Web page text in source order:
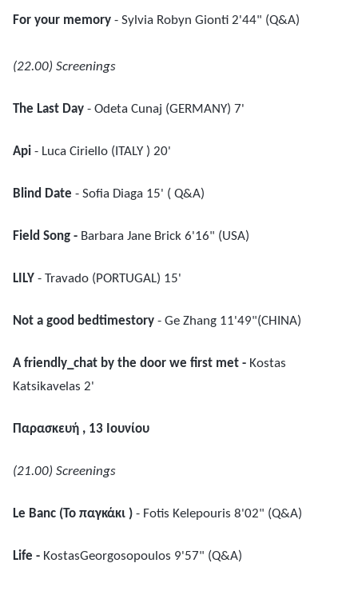
For your memory - Sylvia Robyn Gionti 2'44" (Q&A)
(22.00) Screenings
The Last Day - Odeta Cunaj (GERMANY) 7'
Api - Luca Ciriello (ITALY ) 20'
Blind Date - Sofia Diaga 15' ( Q&A)
Field Song - Barbara Jane Brick 6'16" (USA)
LILY - Travado (PORTUGAL) 15'
Not a good bedtimestory - Ge Zhang 11'49"(CHINA)
A friendly_chat by the door we first met - Kostas
Katsikavelas 2'
Παρασκευή , 13 Ιουνίου
(21.00) Screenings
Le Banc (To παγκάκι ) - Fotis Kelepouris 8'02" (Q&A)
Life - KostasGeorgosopoulos 9'57" (Q&A)